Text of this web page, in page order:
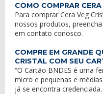
COMO COMPRAR
Para comprar Cera Veg
nossos produtos,
em contato conosco.
COMPRE EM GRANDE
CRISTAL COM SEU
“O Cartão BNDES é uma
micro e pequenas e
já se encontra credenciada.